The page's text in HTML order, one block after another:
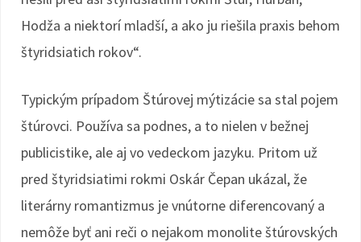
Hodža a niektorí mladší, a ako ju riešila praxis behom
štyridsiatich rokov“.
Typickým prípadom Štúrovej mýtizácie sa stal pojem
štúrovci. Používa sa podnes, a to nielen v bežnej
publicistike, ale aj vo vedeckom jazyku. Pritom už
pred štyridsiatimi rokmi Oskár Čepan ukázal, že
literárny romantizmus je vnútorne diferencovaný a
nemôže byť ani reči o nejakom monolite štúrovských